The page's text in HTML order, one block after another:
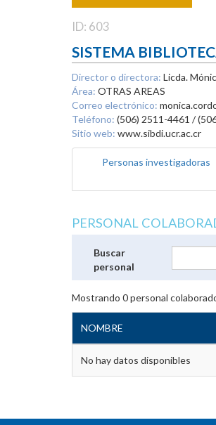
ID: 603
SISTEMA
Director o directora: Licda.
Área: OTRAS AREAS
Correo electrónico:
Teléfono: (506) 2511-4461 /
Sitio web: www.sibdi.ucr.ac.cr
Personas investigadoras
PERSONAL
Buscar
personal
Mostrando 0personal
NOMBRE
No hay datos disponibles